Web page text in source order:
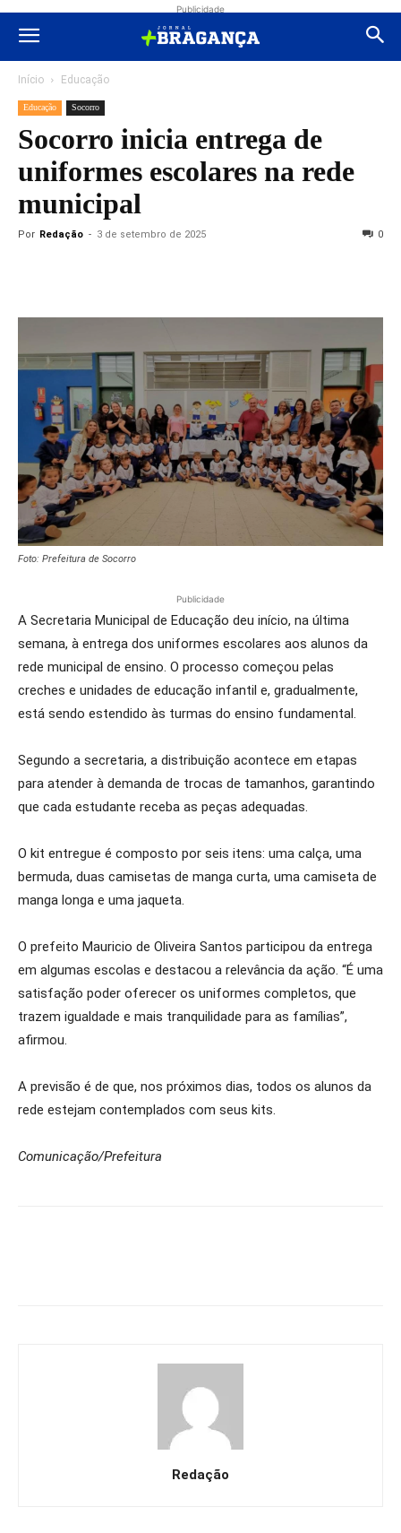
Publicidade
Início Educação
Educação Socorro
Socorro inicia entrega de
uniformes escolares na rede
municipal
Por Redação - 3 de setembro de 2025 0
Foto: Prefeitura de Socorro
Publicidade
A Secretaria Municipal de Educação deu início, na última
semana, à entrega dos uniformes escolares aos alunos da
rede municipal de ensino. O processo começou pelas
creches e unidades de educação infantil e, gradualmente,
está sendo estendido às turmas do ensino fundamental.
Segundo a secretaria, a distribuição acontece em etapas
para atender à demanda de trocas de tamanhos, garantindo
que cada estudante receba as peças adequadas.
O kit entregue é composto por seis itens: uma calça, uma
bermuda, duas camisetas de manga curta, uma camiseta de
manga longa e uma jaqueta.
O prefeito Mauricio de Oliveira Santos participou da entrega
em algumas escolas e destacou a relevância da ação. “É uma
satisfação poder oferecer os uniformes completos, que
trazem igualdade e mais tranquilidade para as famílias”,
afirmou.
A previsão é de que, nos próximos dias, todos os alunos da
rede estejam contemplados com seus kits.
Comunicação/Prefeitura
Redação